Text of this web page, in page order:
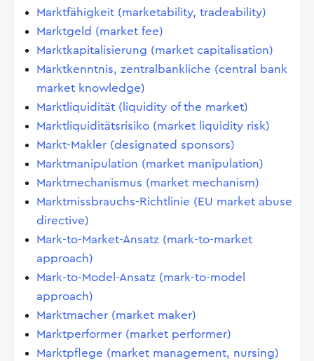
Marktfähigkeit (marketability, tradeability)
Marktgeld (market fee)
Marktkapitalisierung (market capitalisation)
Marktkenntnis, zentralbankliche (central bank
market knowledge)
Marktliquidität (liquidity of the market)
Marktliquiditätsrisiko (market liquidity risk)
Markt-Makler (designated sponsors)
Marktmanipulation (market manipulation)
Marktmechanismus (market mechanism)
Marktmissbrauchs-Richtlinie (EU market abuse
directive)
Mark-to-Market-Ansatz (mark-to-market
approach)
Mark-to-Model-Ansatz (mark-to-model
approach)
Marktmacher (market maker)
Marktperformer (market performer)
Marktpflege (market management, nursing)